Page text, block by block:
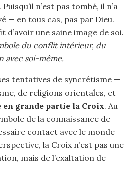
n’est pas tombé, il n’a
— en tous cas, pas par Dieu.
d’avoir une saine image de soi.
du conflit intérieur, du
avec soi-même.
tentatives de syncrétisme —
de religions orientales, et
en grande partie la Croix. Au
de la connaissance de
contact avec le monde
la Croix n’est pas une
mais de l’exaltation de